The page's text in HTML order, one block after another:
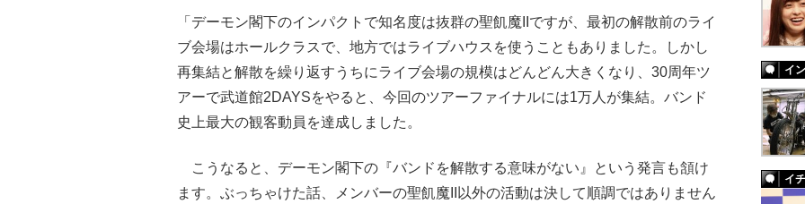
「デーモン閣下のインパクトで知名度は抜群の聖飢魔IIですが、最初の解散前のライ
ブ会場はホールクラスで、地方ではライブハウスを使うこともありました。しかし
再集結と解散を繰り返すうちにライブ会場の規模はどんどん大きくなり、30周年ツ
アーで武道館2DAYSをやると、今回のツアーファイナルには1万人が集結。バンド
史上最大の観客動員を達成しました。
こうなると、デーモン閣下の『バンドを解散する意味がない』という発言も頷け
ます。ぶっちゃけた話、メンバーの聖飢魔II以外の活動は決して順調ではありません
イ
イ